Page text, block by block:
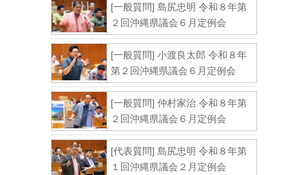
[一般質問] 島尻忠明 令和８年第
２回沖縄県議会６月定例会
[一般質問] 小渡良太郎 令和８年
第２回沖縄県議会６月定例会
[一般質問] 仲村家治 令和８年第
２回沖縄県議会６月定例会
[代表質問] 島尻忠明 令和８年第
１回沖縄県議会２月定例会